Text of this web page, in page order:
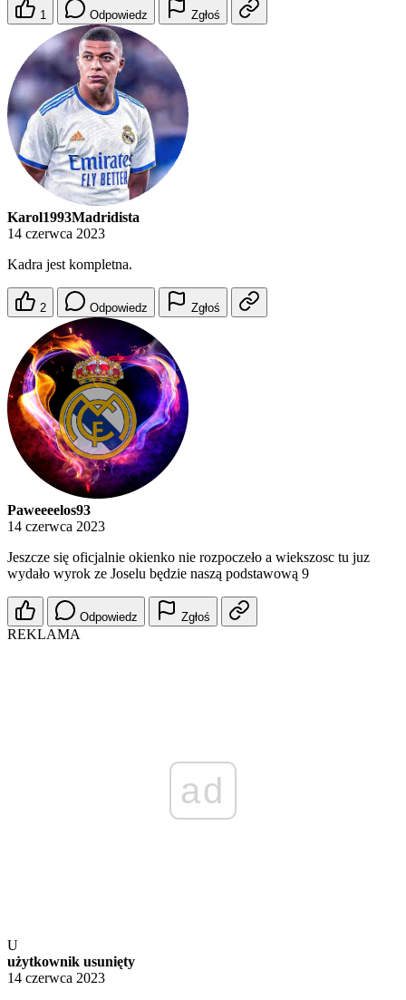
1 Odpowiedz Zgłoś
Karol1993Madridista
14 czerwca 2023
Kadra jest kompletna.
2 Odpowiedz Zgłoś
Paweeeelos93
14 czerwca 2023
Jeszcze się oficjalnie okienko nie rozpoczeło a wiekszosc tu juz
wydało wyrok ze Joselu będzie naszą podstawową 9
Odpowiedz Zgłoś
REKLAMA
ad
U
użytkownik usunięty
14 czerwca 2023